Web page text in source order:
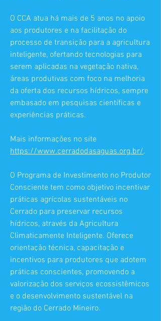
O CCA atua há mais de 5 anos no apoio
aos produtores e na facilitação do
processo de transição para a agricultura
inteligente, ofertando tecnologias para
serem aplicadas na vegetação nativa,
áreas produtivas com foco na melhoria
da oferta dos recursos hídricos, sempre
embasado em pesquisas científicas e
experiências práticas.
Mais informações no site
https://www.cerradodasaguas.org.br/.
O Programa de Investimento no Produtor
Consciente tem como objetivo incentivar
práticas agrícolas sustentáveis no
Cerrado para preservar recursos
hídricos, através da Agricultura
Climaticamente Inteligente. Oferece
orientação técnica, capacitação e
incentivos para produtores que adotem
práticas conscientes, promovendo a
valorização dos serviços ecossistêmicos
e o desenvolvimento sustentável na
região do Cerrado Mineiro.